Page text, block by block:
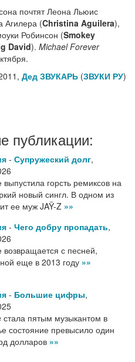
почтят Леона Льюис
Агилера (Christina Aguilera),
Робинсон (Smokey
David). Michael Forever
Дед ЗВУКАРЬ (ЗВУКИ РУ)
публикации:
- Супружеский долг,
выпустила горсть ремиксов на
новый сингл. В одном из
ее муж JAŸ-Z »»
- Чего добру пропадать,
возвращается с песней,
еще в 2013 году »»
- Большие цифры,
стала пятым музыкантом в
состояние превысило один
долларов »»